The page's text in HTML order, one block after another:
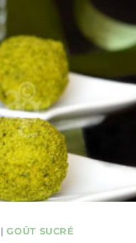
GOURMAND
»
|GOÛT SUCRÉ